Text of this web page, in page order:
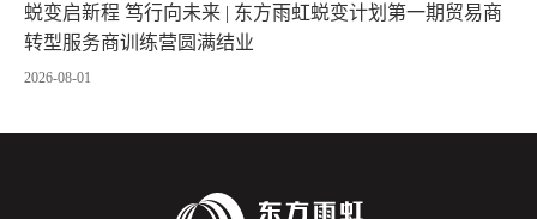
蜕变启新程 笃行向未来 | 东方雨虹蜕变计划第一期贸易商
转型服务商训练营圆满结业
2026-08-01